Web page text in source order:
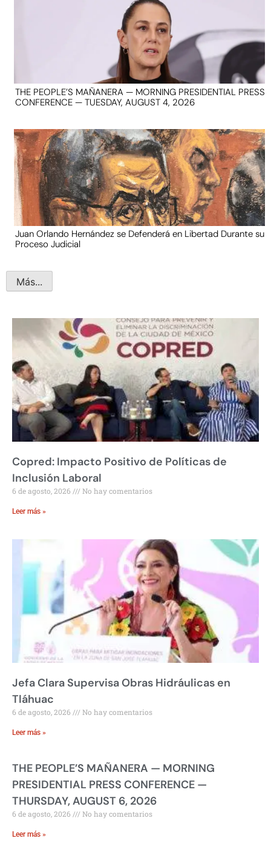
THE PEOPLE’S MAÑANERA — MORNING PRESIDENTIAL PRESS
CONFERENCE — TUESDAY, AUGUST 4, 2026
Juan Orlando Hernández se Defenderá en Libertad Durante su
Proceso Judicial
Más...
Copred: Impacto Positivo de Políticas de
Inclusión Laboral
6 de agosto, 2026 No hay comentarios
Leer más »
Jefa Clara Supervisa Obras Hidráulicas en
Tláhuac
6 de agosto, 2026 No hay comentarios
Leer más »
THE PEOPLE’S MAÑANERA — MORNING
PRESIDENTIAL PRESS CONFERENCE —
THURSDAY, AUGUST 6, 2026
6 de agosto, 2026 No hay comentarios
Leer más »